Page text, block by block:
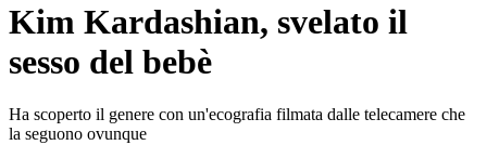
Kim Kardashian, svelato il
sesso del bebè
Ha scoperto il genere con un'ecografia filmata dalle telecamere che
la seguono ovunque